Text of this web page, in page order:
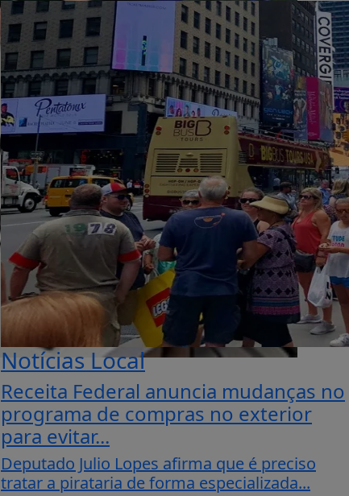
Notícias Local
Receita Federal anuncia mudanças no
programa de compras no exterior
para evitar...
Deputado Julio Lopes afirma que é preciso
tratar a pirataria de forma especializada...